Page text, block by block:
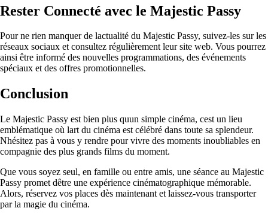
Rester Connecté avec le Majestic Passy
Pour ne rien manquer de lactualité du Majestic Passy, suivez-les sur les
réseaux sociaux et consultez régulièrement leur site web. Vous pourrez
ainsi être informé des nouvelles programmations, des événements
spéciaux et des offres promotionnelles.
Conclusion
Le Majestic Passy est bien plus quun simple cinéma, cest un lieu
emblématique où lart du cinéma est célébré dans toute sa splendeur.
Nhésitez pas à vous y rendre pour vivre des moments inoubliables en
compagnie des plus grands films du moment.
Que vous soyez seul, en famille ou entre amis, une séance au Majestic
Passy promet dêtre une expérience cinématographique mémorable.
Alors, réservez vos places dès maintenant et laissez-vous transporter
par la magie du cinéma.